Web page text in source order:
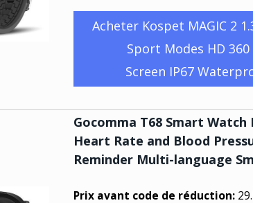
Acheter Kospet MAGIC 2
Sport Modes HD
Screen IP67
Gocomma T68 Smart
Heart Rate and Blood
Reminder Multi-language
Prix avant code de réduction: